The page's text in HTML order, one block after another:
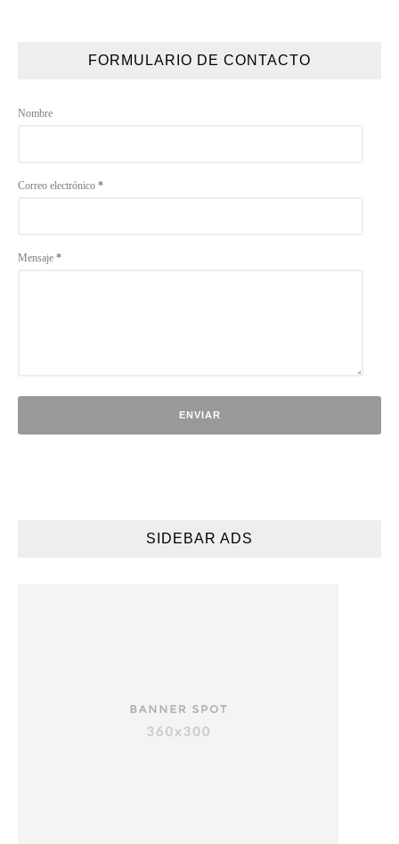
FORMULARIO DE CONTACTO
Nombre
Correo electrónico *
Mensaje *
SIDEBAR ADS